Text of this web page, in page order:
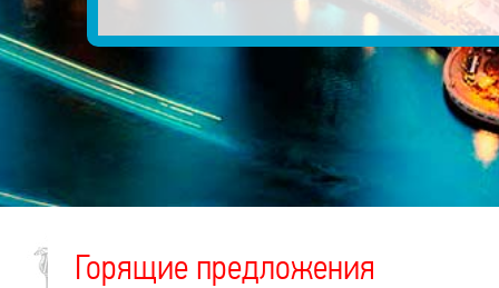
Горящие предложения